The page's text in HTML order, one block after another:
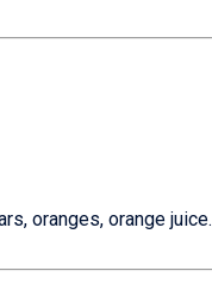
oranges, orange juice.